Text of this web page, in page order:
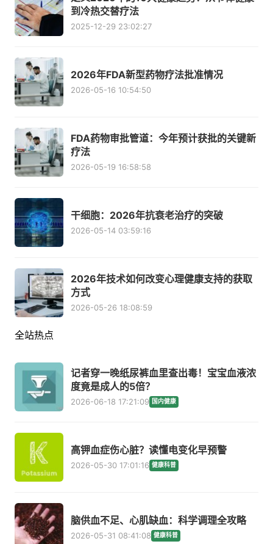
到冷热交替疗法
2025-12-29 23:02:27
2026年FDA新型药物疗法批准情况
2026-05-16 10:54:50
FDA药物审批管道：今年预计获批的关键新
疗法
2026-05-19 16:58:58
干细胞：2026年抗衰老治疗的突破
2026-05-14 03:59:16
2026年技术如何改变心理健康支持的获取
方式
2026-05-26 18:08:59
全站热点
记者穿一晚纸尿裤血里查出毒！宝宝血液浓
度竟是成人的5倍？
2026-06-18 17:21:09 国内健康
高钾血症伤心脏？读懂电变化早预警
2026-05-30 17:01:16 健康科普
脑供血不足、心肌缺血：科学调理全攻略
2026-05-31 08:41:08 健康科普